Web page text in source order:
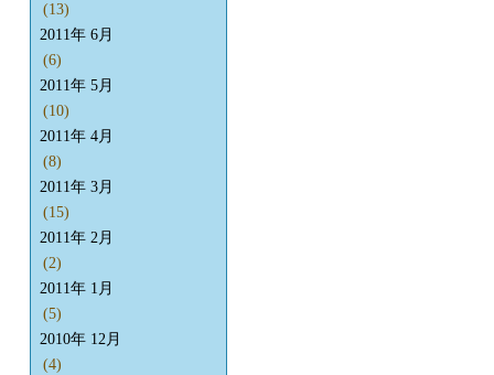
(13)
2011年 6月
(6)
2011年 5月
(10)
2011年 4月
(8)
2011年 3月
(15)
2011年 2月
(2)
2011年 1月
(5)
2010年 12月
(4)